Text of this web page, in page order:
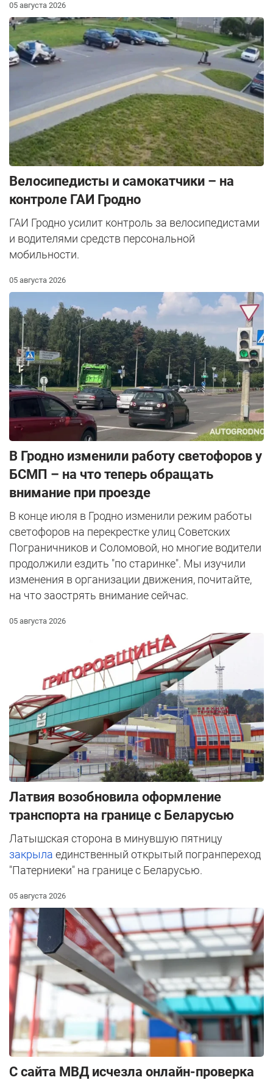
05 августа 2026
Велосипедисты и самокатчики – на
контроле ГАИ Гродно
ГАИ Гродно усилит контроль за велосипедистами
и водителями средств персональной
мобильности.
05 августа 2026
В Гродно изменили работу светофоров у
БСМП – на что теперь обращать
внимание при проезде
В конце июля в Гродно изменили режим работы
светофоров на перекрестке улиц Советских
Пограничников и Соломовой, но многие водители
продолжили ездить "по старинке". Мы изучили
изменения в организации движения, почитайте,
на что заострять внимание сейчас.
05 августа 2026
Латвия возобновила оформление
транспорта на границе с Беларусью
Латышская сторона в минувшую пятницу
закрыла единственный открытый погранпереход
"Патерниеки" на границе с Беларусью.
05 августа 2026
С сайта МВД исчезла онлайн-проверка